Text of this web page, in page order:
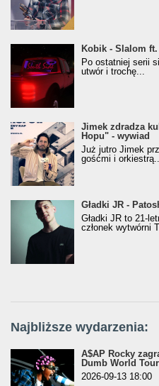
Kobik - Slalom ft. Jan-
[Official Music
Kobik - Slalom
Po ostatniej serii
utwór i trochę...
Jimek zdradza kulisy
Hopu" - wywiad
Jimek zdradza
Hopu" - wywiad
Już jutro Jimek
gośćmi i
Gładki JR - Patoshot
Gładki JR -
Gładki JR to 21-
członek wytwórni
Najbliższe wydarzenia:
A$AP Rocky
Dumb World
2026-09-13 18:00